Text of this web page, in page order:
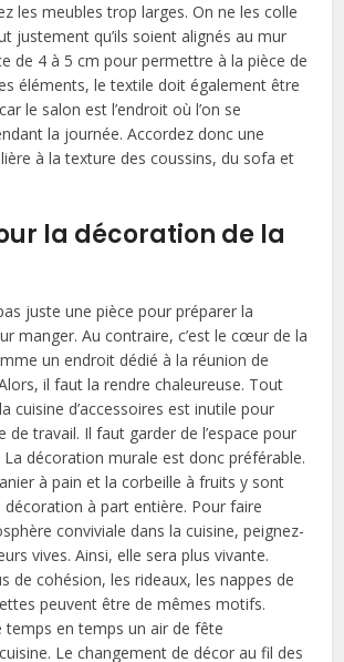
les meubles trop larges. On ne les colle
justement qu’ils soient alignés au mur
de 4 à 5 cm pour permettre à la pièce de
éléments, le textile doit également être
le salon est l’endroit où l’on se
la journée. Accordez donc une
à la texture des coussins, du sofa et
la décoration de la
juste une pièce pour préparer la
manger. Au contraire, c’est le cœur de la
un endroit dédié à la réunion de
il faut la rendre chaleureuse. Tout
cuisine d’accessoires est inutile pour
de travail. Il faut garder de l’espace pour
La décoration murale est donc préférable.
à pain et la corbeille à fruits y sont
décoration à part entière. Pour faire
conviviale dans la cuisine, peignez-
vives. Ainsi, elle sera plus vivante.
de cohésion, les rideaux, les nappes de
peuvent être de mêmes motifs.
temps en temps un air de fête
Le changement de décor au fil des